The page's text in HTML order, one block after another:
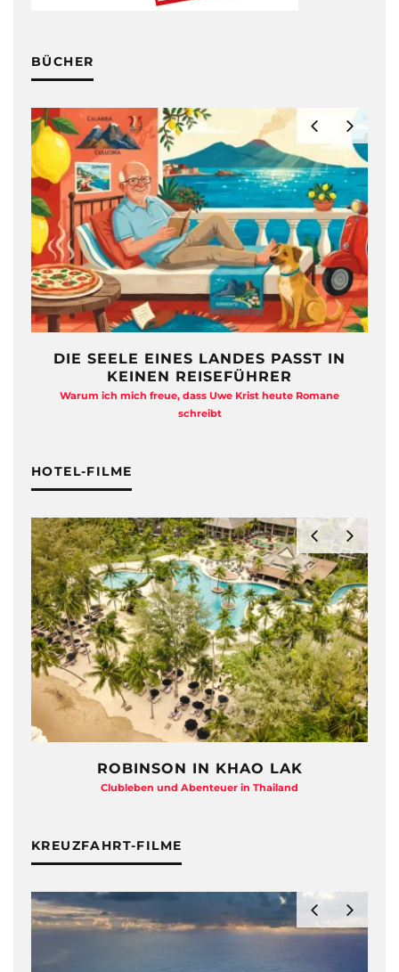
BÜCHER
DIE SEELE EINES LANDES PASST IN
KEINEN REISEFÜHRER
Warum ich mich freue, dass Uwe Krist heute Romane
schreibt
HOTEL-FILME
ROBINSON IN KHAO LAK
Clubleben und Abenteuer in Thailand
KREUZFAHRT-FILME